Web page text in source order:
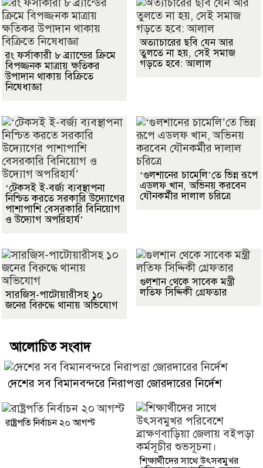
রং ফর্সাকারী ৮ ব্র্যান্ডের ক্রিমে
বিপজ্জনক মাত্রায় ক্ষতিকর
উপাদান থাকায় বিক্রিতে
নিষেধাজ্ঞা
অত্যাচারের ছবি যেন আর
তুলতে না হয়, সেই সমাজ
গড়তে হবে: আলাল
‘টেকসই ই-বর্জ্য ব্যবস্থাপনা
নিশ্চিত করতে সরকারি উদ্যোগের
পাশাপাশি বেসরকারি বিনিয়োগ
ও উদ্যোগ অপরিহার্য’
‘গুলশানের চামেলি’তে ভিন্ন রূপে
এডলফ খান, অভিনয় করবেন
যৌনকর্মীর দালাল চরিত্রে
সারজিস-পাটোয়ারীসহ ১০
জনের বিরুদ্ধে থানায় অভিযোগ
গুলশান থেকে সাবেক মন্ত্রী
লতিফ সিদ্দিকী গ্রেফতার
আলোচিত সংবাদ
দেশের সব বিমানবন্দরে নিরাপত্তা জোরদারের নির্দেশ
রাষ্ট্রপতি নির্বাচন ২০ আগস্ট
শিক্ষার্থীদের সাথে উৎসবমুখর